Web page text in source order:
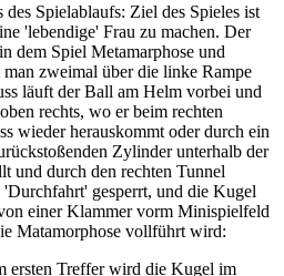
Spielablaufs: Ziel des Spieles ist
'lebendige' Frau zu machen. Der
dem Spiel Metamarphose und
zweimal über die linke Rampe
läuft der Ball am Helm vorbei und
rechts, wo er beim rechten
wieder herauskommt oder durch ein
Zylinder unterhalb der
und durch den rechten Tunnel
gesperrt, und die Kugel
einer Klammer vorm Minispielfeld
Matamorphose vollführt wird:
ersten Treffer wird die Kugel im